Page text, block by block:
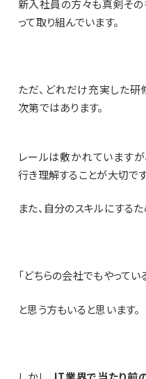
新入社員の方々も真剣そ
って取り組んでいます。
ただ、どれだけ充実した
次第ではあります。
レールは敷かれています
行き理解することが大切です
また、自分のスキルにする
「どちらの会社でもやって
と思う方もいると思います。